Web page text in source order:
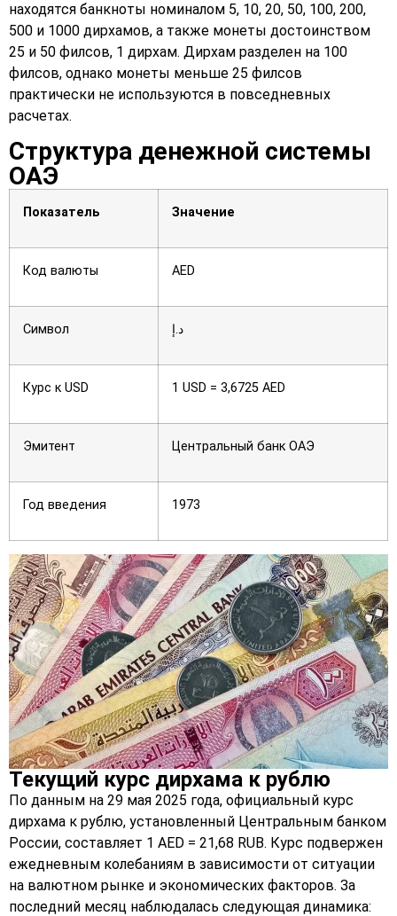
находятся банкноты номиналом 5, 10, 20, 50, 100, 200,
500 и 1000 дирхамов, а также монеты достоинством
25 и 50 филсов, 1 дирхам. Дирхам разделен на 100
филсов, однако монеты меньше 25 филсов
практически не используются в повседневных
расчетах.
Структура денежной системы
ОАЭ
Показатель Значение
Код валюты AED
Символ د.إ
Курс к USD 1 USD = 3,6725 AED
Эмитент Центральный банк ОАЭ
Год введения 1973
Текущий курс дирхама к рублю
По данным на 29 мая 2025 года, официальный курс
дирхама к рублю, установленный Центральным банком
России, составляет 1 AED = 21,68 RUB. Курс подвержен
ежедневным колебаниям в зависимости от ситуации
на валютном рынке и экономических факторов. За
последний месяц наблюдалась следующая динамика: